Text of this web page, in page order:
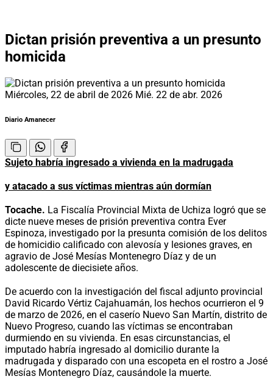
Dictan prisión preventiva a un presunto
homicida
Miércoles, 22 de abril de 2026 Mié. 22 de abr. 2026
Diario Amanecer
Sujeto habría ingresado a vivienda en la madrugada
y atacado a sus víctimas mientras aún dormían
Tocache. La Fiscalía Provincial Mixta de Uchiza logró que se
dicte nueve meses de prisión preventiva contra Ever
Espinoza, investigado por la presunta comisión de los delitos
de homicidio calificado con alevosía y lesiones graves, en
agravio de José Mesías Montenegro Díaz y de un
adolescente de diecisiete años.
De acuerdo con la investigación del fiscal adjunto provincial
David Ricardo Vértiz Cajahuamán, los hechos ocurrieron el 9
de marzo de 2026, en el caserío Nuevo San Martín, distrito de
Nuevo Progreso, cuando las víctimas se encontraban
durmiendo en su vivienda. En esas circunstancias, el
imputado habría ingresado al domicilio durante la
madrugada y disparado con una escopeta en el rostro a José
Mesías Montenegro Díaz, causándole la muerte.